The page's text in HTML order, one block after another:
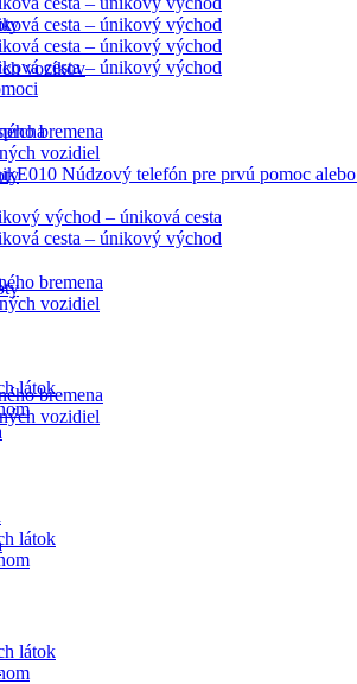
bremena
vozidiel
látok
cesta – únikový východ
cesta – únikový východ
cesta – únikový východ
E010 Núdzový telefón pre prvú pomoc
východ – úniková cesta
cesta – únikový východ
bremena
vozidiel
látok
vozíkov
bremena
vozidiel
látok